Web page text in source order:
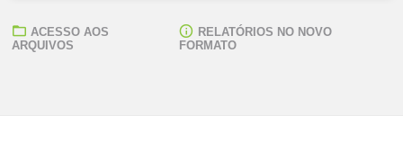
ACESSO AOS
ARQUIVOS
RELATÓRIOS NO NOVO
FORMATO